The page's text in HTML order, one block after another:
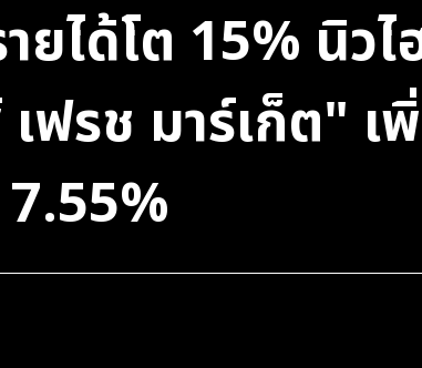
ได้โต 15% นิว
ฟรช มาร์เก็ต"